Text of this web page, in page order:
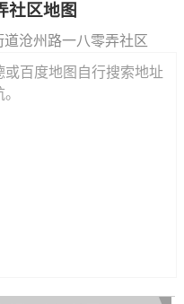
社区地图
沧州路一八零弄社区
百度地图自行搜索地址